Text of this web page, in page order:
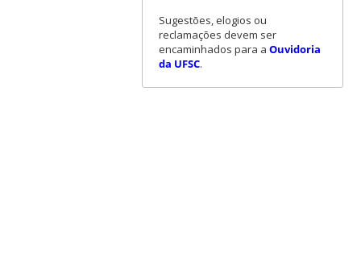
Sugestões, elogios ou
reclamações devem ser
encaminhados para a Ouvidoria
da UFSC.